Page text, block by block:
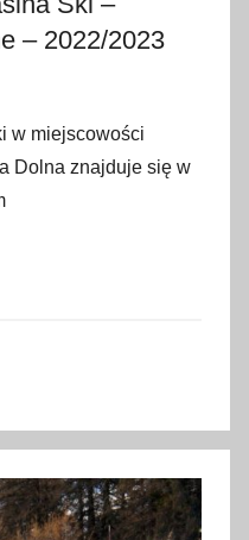
– 2022/2023
w miejscowości
Dolna znajduje się w